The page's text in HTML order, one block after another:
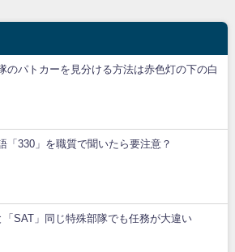
のパトカーを見分ける方法は赤色灯の下の白
「330」を職質で聞いたら要注意？
「SAT」同じ特殊部隊でも任務が大違い